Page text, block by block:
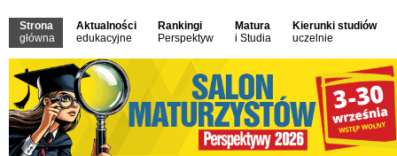
Strona
główna
Aktualności
edukacyjne
Rankingi
Perspektyw
Matura
i Studia
Kierunki studiów
uczelnie